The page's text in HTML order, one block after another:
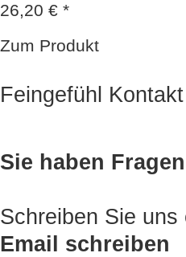
26,20 € *
Zum Produkt
Feingefühl Kontakt
Sie haben
Schreiben Sie
Email schreiben